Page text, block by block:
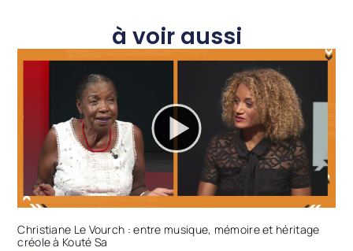
à voir aussi
Christiane Le Vourch : entre musique, mémoire et héritage
créole à Kouté Sa